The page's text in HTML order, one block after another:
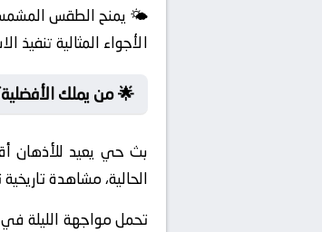
🌤️ يمنح الطقس المشمس
الأجواء المثالية تنفيذ
🌟 من يملك
بث حي يعيد للأذهان
الحالية، مشاهدة
تحمل مواجهة الليلة